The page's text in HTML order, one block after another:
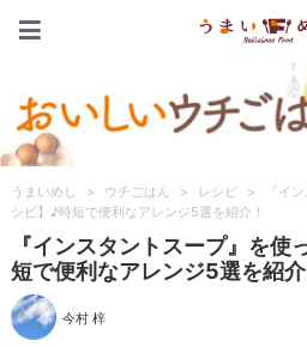
うまいめし > ウチごはん > レシピ >
『イ
シピ】♪時短で便利なアレンジ5選を紹介！
『インスタントスープ』を
短で便利なアレンジ5選を紹
今村 梓